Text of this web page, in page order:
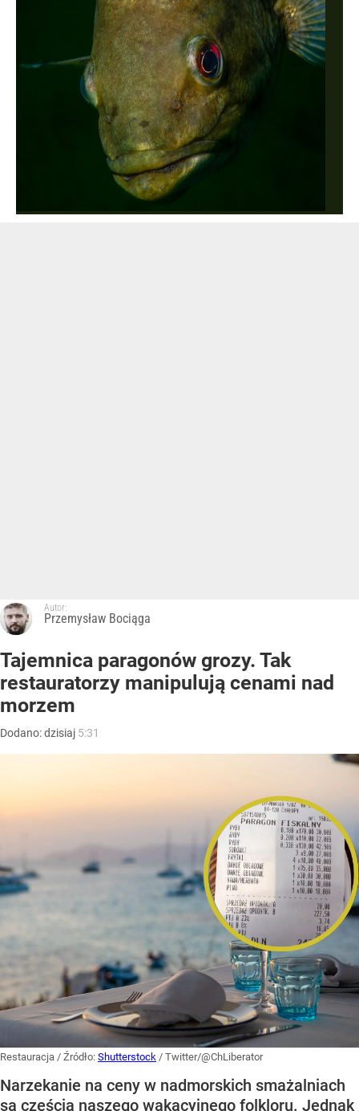
Autor:
Przemysław Bociąga
Tajemnica paragonów grozy. Tak
restauratorzy manipulują cenami nad
morzem
Dodano:dzisiaj 5:31
Restauracja / Źródło: Shutterstock / Twitter/@ChLiberator
Narzekanie na ceny w nadmorskich smażalniach
są częścią naszego wakacyjnego folkloru. Jednak